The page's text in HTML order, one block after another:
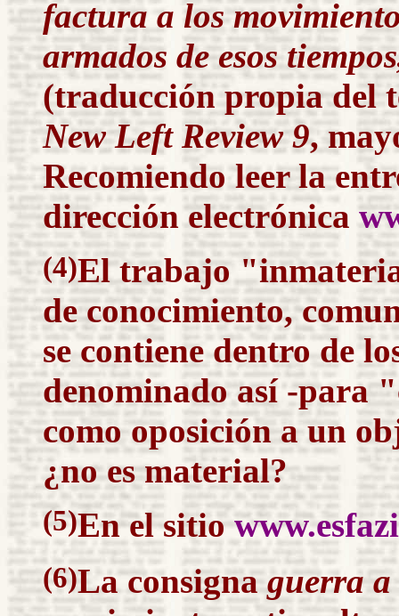
factura a los
armados de esos
(traducción propia del
New Left Review 9,
Recomiendoleerla
dirección electrónica
(4)El trabajo
de conocimiento,
se contiene dentro de
denominado así -para
como oposición a un
¿no es material?
(5)En el sitio
(6)La consignaguerra